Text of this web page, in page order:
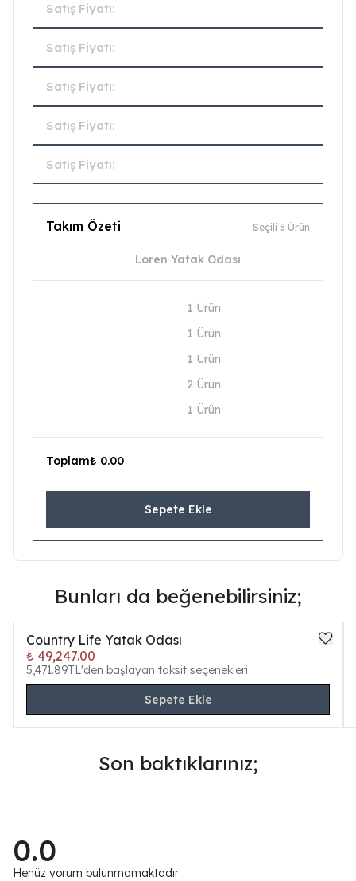
Satış Fiyatı:
Satış Fiyatı:
Satış Fiyatı:
Satış Fiyatı:
Satış Fiyatı:
Takım Özeti Seçili 5 Ürün
Loren Yatak Odası
1 Ürün
1 Ürün
1 Ürün
2 Ürün
1 Ürün
Toplam₺ 0.00
Sepete Ekle
Bunları da beğenebilirsiniz;
Country Life Yatak Odası
₺ 49,247.00
5,471.89TL'den başlayan taksit seçenekleri
Sepete Ekle
Son baktıklarınız;
0.0
Henüz yorum bulunmamaktadır